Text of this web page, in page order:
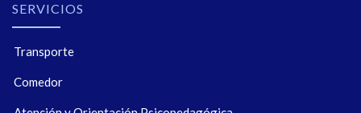
SERVICIOS
Transporte
Comedor